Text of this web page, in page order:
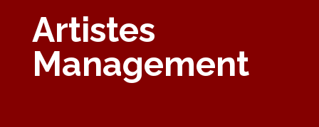
Artistes
Management